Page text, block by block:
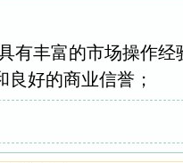
丰富的市场操作经
好的商业信誉；